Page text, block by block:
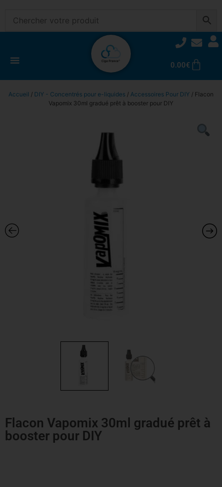
0.00€
Accueil / DIY - Concentrés pour e-liquides / Accessoires Pour DIY / Flacon
Vapomix 30ml gradué prêt à booster pour DIY
Flacon Vapomix 30ml gradué prêt à
booster pour DIY